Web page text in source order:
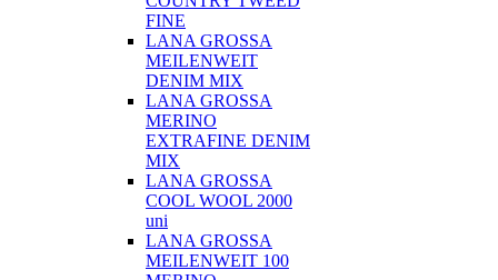
FINE
LANA GROSSA
MEILENWEIT
DENIM MIX
LANA GROSSA
MERINO
EXTRAFINE DENIM
MIX
LANA GROSSA
COOL WOOL 2000
uni
LANA GROSSA
MEILENWEIT 100